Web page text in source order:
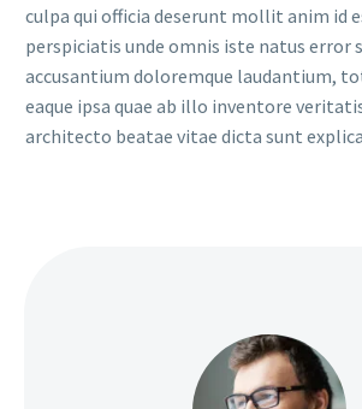
culpa qui officia deserunt mollit anim id
perspiciatis unde omnis iste natus
accusantium doloremque laudantium,
eaque ipsa quae ab illo inventore
architecto beatae vitae dicta sunt